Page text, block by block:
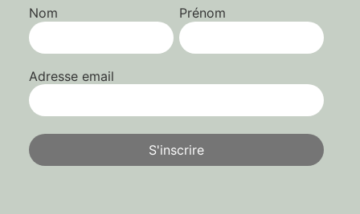
Nom Prénom
Adresse email